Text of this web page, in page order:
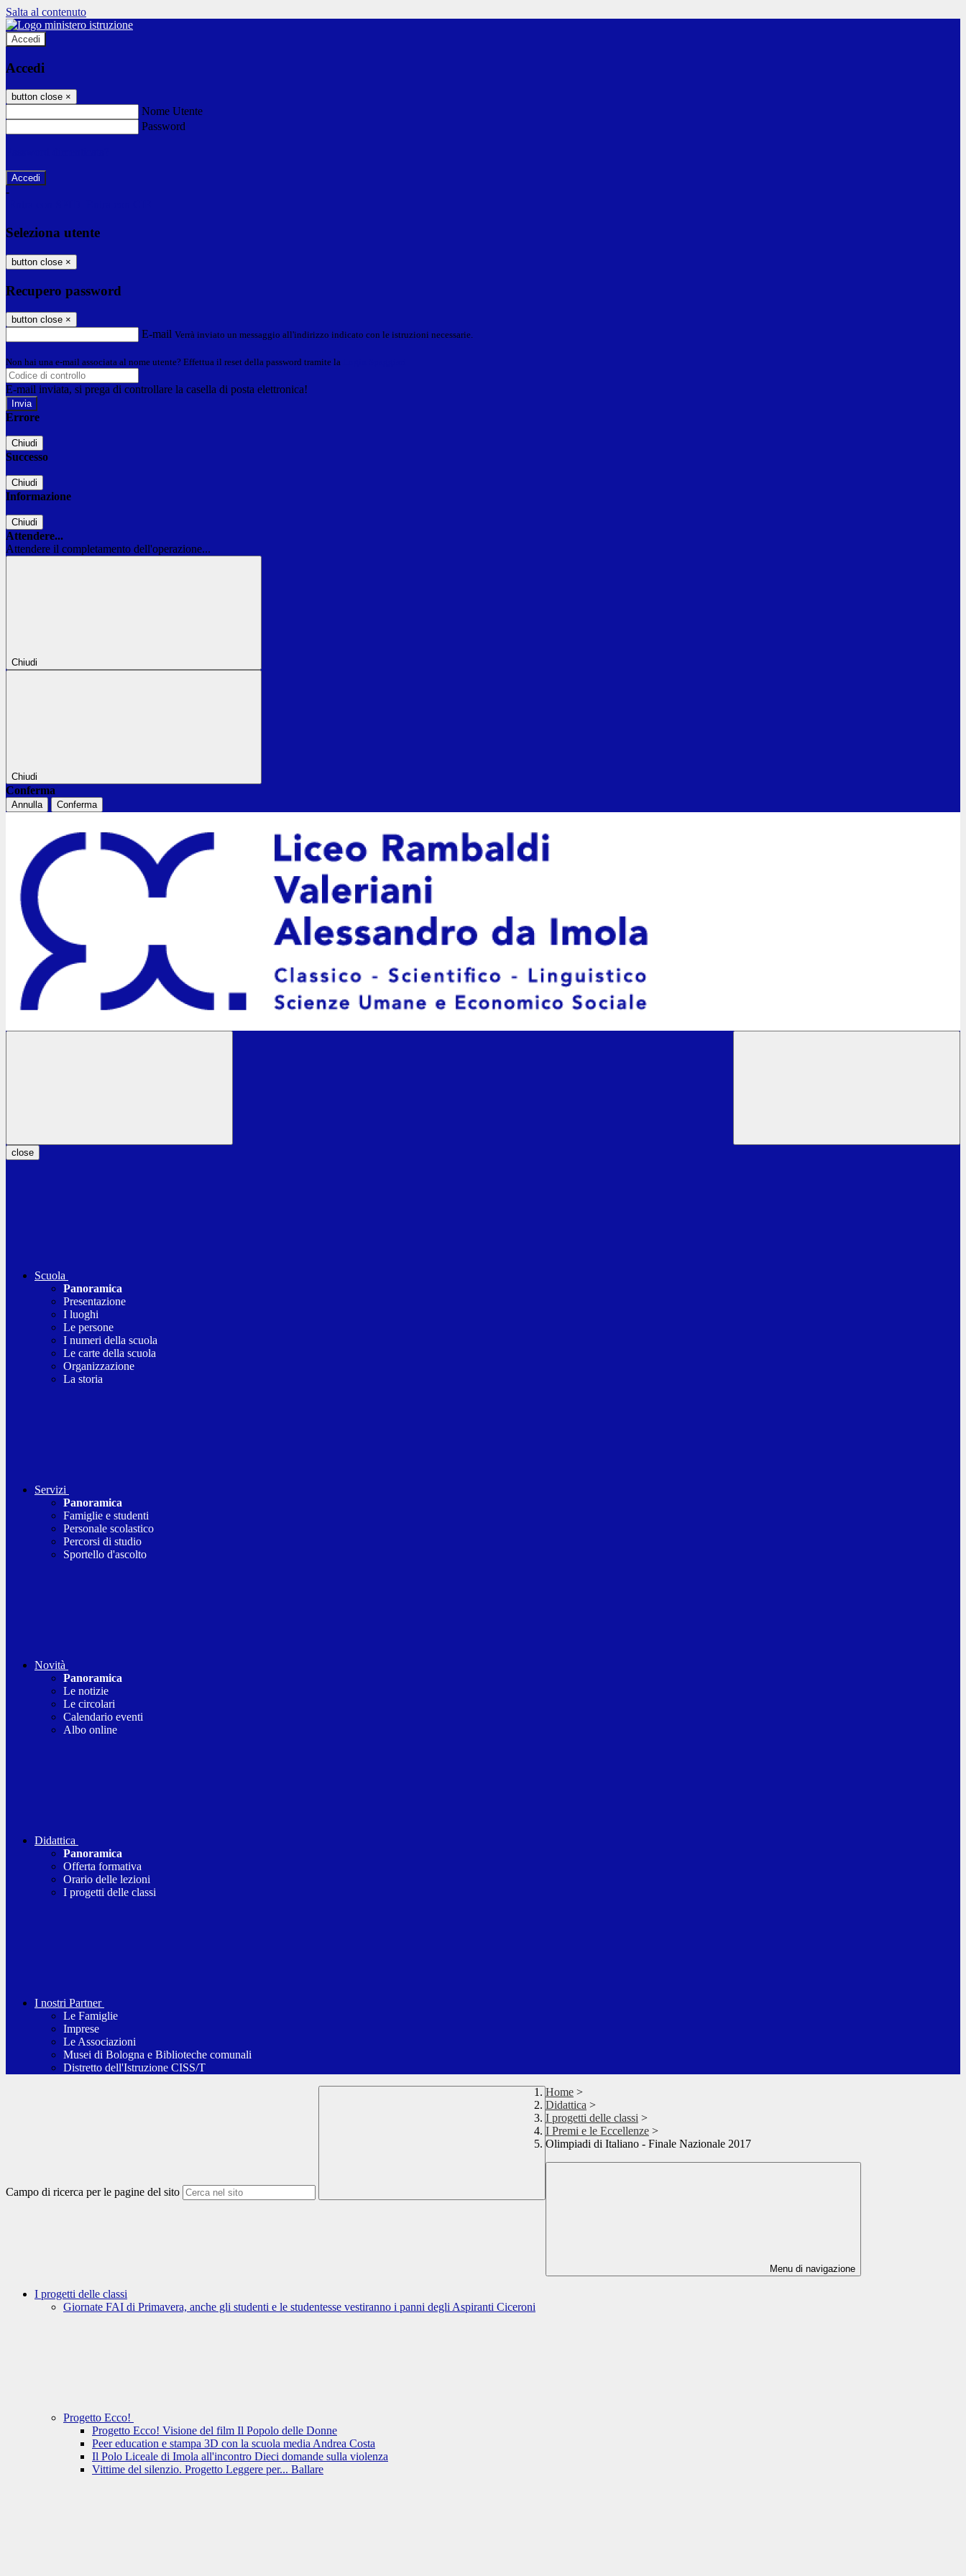
Salta al contenuto
Accedi
Accedi
button close ×
Nome Utente
Password
-
Seleziona utente
button close ×
Recupero password
button close ×
E-mail Verrà inviato un messaggio all'indirizzo indicato con le istruzioni necessarie.
Non hai una e-mail associata al nome utente? Effettua il reset della password tramite la
E-mail inviata, si prega di controllare la casella di posta elettronica!
Errore
Chiudi
Successo
Chiudi
Informazione
Chiudi
Attendere...
Attendere il completamento dell'operazione...
Chiudi
Chiudi
Conferma
Annulla Conferma
close
Scuola
Panoramica
Presentazione
I luoghi
Le persone
I numeri della scuola
Le carte della scuola
Organizzazione
La storia
Servizi
Panoramica
Famiglie e studenti
Personale scolastico
Percorsi di studio
Sportello d'ascolto
Novità
Panoramica
Le notizie
Le circolari
Calendario eventi
Albo online
Didattica
Panoramica
Offerta formativa
Orario delle lezioni
I progetti delle classi
I nostri Partner
Le Famiglie
Imprese
Le Associazioni
Musei di Bologna e Biblioteche comunali
Distretto dell'Istruzione CISS/T
Campo di ricerca per le pagine del sito
Home >
Didattica >
I progetti delle classi >
I Premi e le Eccellenze >
Olimpiadi di Italiano - Finale Nazionale 2017
Menu di navigazione
I progetti delle classi
Giornate FAI di Primavera, anche gli studenti e le studentesse vestiranno i panni degli Aspiranti Ciceroni
Progetto Ecco!
Progetto Ecco! Visione del film Il Popolo delle Donne
Peer education e stampa 3D con la scuola media Andrea Costa
Il Polo Liceale di Imola all'incontro Dieci domande sulla violenza
Vittime del silenzio. Progetto Leggere per... Ballare